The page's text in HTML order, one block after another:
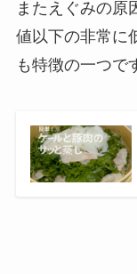
またえぐみの原
値以下の非常に
も特徴の一つで